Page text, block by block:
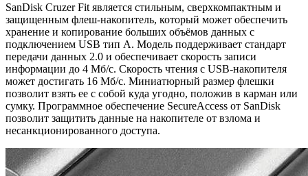
SanDisk Cruzer Fit является стильным, сверхкомпактным и
защищенным флеш-накопитель, который может обеспечить
хранение и копирование больших объёмов данных с
подключением USB тип A. Модель поддерживает стандарт
передачи данных 2.0 и обеспечивает скорость записи
информации до 4 Мб/с. Скорость чтения с USB-накопителя
может достигать 16 Мб/с. Миниатюрный размер флешки
позволит взять ее с собой куда угодно, положив в карман или
сумку. Программное обеспечение SecureAccess от SanDisk
позволит защитить данные на накопителе от взлома и
несанкционированного доступа.